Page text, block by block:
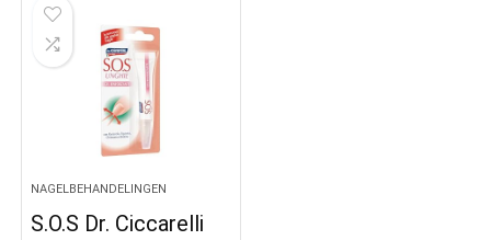
NAGELBEHANDELINGEN
S.O.S Dr. Ciccarelli